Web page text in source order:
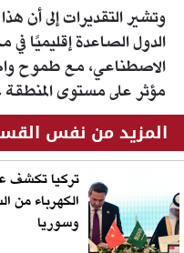
وتشير التقديرات إلى أن
الدول الصاعدة إقليميًا
الاصطناعي، مع طموح
مؤثر على مستوى المنطقة
المزيد من نفس
تركيا
الكهرباء من
وسوريا